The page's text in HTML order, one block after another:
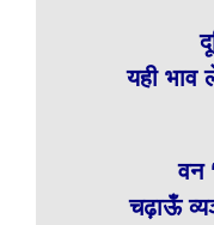
यही भाव
वन
चढ़ाऊँ